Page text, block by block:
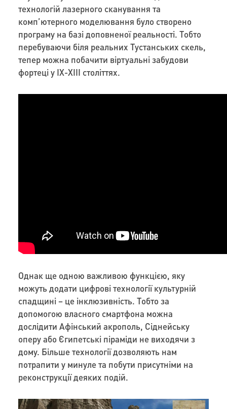
технологій лазерного сканування та
комп’ютерного моделювання було створено
програму на базі доповненої реальності. Тобто
перебуваючи біля реальних Тустанських скель,
тепер можна побачити віртуальні забудови
фортеці у IX-XIII століттях.
Однак ще одною важливою функцією, яку
можуть додати цифрові технології культурній
спадщині – це інклюзивність. Тобто за
допомогою власного смартфона можна
дослідити Афінський акрополь, Сіднейську
оперу або Єгипетські піраміди не виходячи з
дому. Більше технології дозволяють нам
потрапити у минуле та побути присутніми на
реконструкції деяких подій.